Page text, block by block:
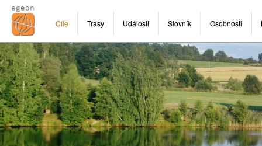
Cíle Trasy Události Slovník Osobnosti